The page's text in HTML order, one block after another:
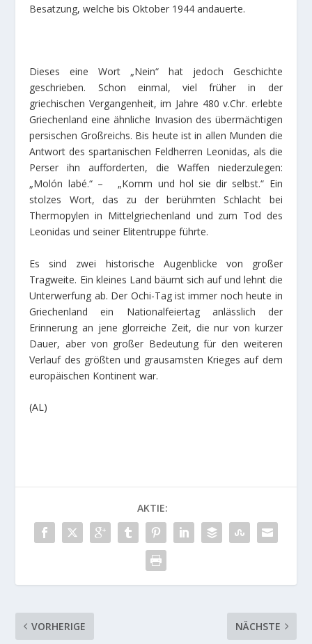
Besatzung, welche bis Oktober 1944 andauerte.
Dieses eine Wort „Nein“ hat jedoch Geschichte
geschrieben. Schon einmal, viel früher in der
griechischen Vergangenheit, im Jahre 480 v.Chr. erlebte
Griechenland eine ähnliche Invasion des übermächtigen
persischen Großreichs. Bis heute ist in allen Munden die
Antwort des spartanischen Feldherren Leonidas, als die
Perser ihn aufforderten, die Waffen niederzulegen:
„Molón labé.“ – „Komm und hol sie dir selbst.“ Ein
stolzes Wort, das zu der berühmten Schlacht bei
Thermopylen in Mittelgriechenland und zum Tod des
Leonidas und seiner Elitentruppe führte.
Es sind zwei historische Augenblicke von großer
Tragweite. Ein kleines Land bäumt sich auf und lehnt die
Unterwerfung ab. Der Ochi-Tag ist immer noch heute in
Griechenland ein Nationalfeiertag anlässlich der
Erinnerung an jene glorreiche Zeit, die nur von kurzer
Dauer, aber von großer Bedeutung für den weiteren
Verlauf des größten und grausamsten Krieges auf dem
europäischen Kontinent war.
(AL)
AKTIE:
VORHERIGE NÄCHSTE